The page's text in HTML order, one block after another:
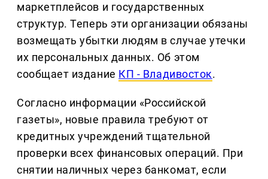
маркетплейсов и государственных
структур. Теперь эти организации обязаны
возмещать убытки людям в случае утечки
их персональных данных. Об этом
сообщает издание КП - Владивосток.
Согласно информации «Российской
газеты», новые правила требуют от
кредитных учреждений тщательной
проверки всех финансовых операций. При
снятии наличных через банкомат, если